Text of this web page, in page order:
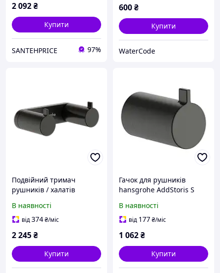
2 092₴
Купити
SANTEHPRICE 97%
600₴
Купити
WaterCode
Подвійний тримач
рушників / халатів
41785340, чорний
матовий хром
В наявності
від374₴/міс
2 245₴
Купити
Гачок для рушників
hansgrohe AddStoris S
матовий хром
В наявності
від 177₴/міс
1 062₴
Купити